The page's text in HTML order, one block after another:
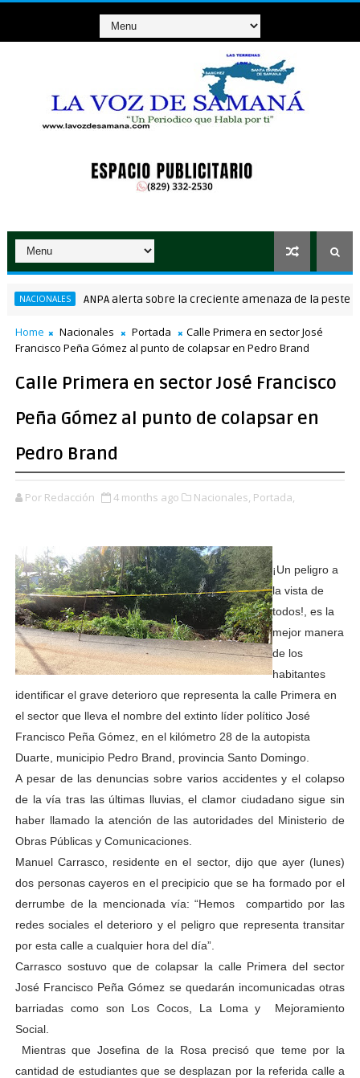
ANPA alerta sobre la creciente amenaza de la peste
Home Nacionales Portada
Calle Primera en sector José
Francisco Peña Gómez al punto de colapsar en Pedro Brand
Calle Primera en sector José Francisco
Peña Gómez al punto de colapsar en
Pedro Brand
Por Redacción 4 months ago Nacionales, Portada,
¡Un peligro a
la vista de
todos!, es la
mejor manera
de los
habitantes
identificar el grave deterioro que representa la calle Primera en
el sector que lleva el nombre del extinto líder político José
Francisco Peña Gómez, en el kilómetro 28 de la autopista
Duarte, municipio Pedro Brand, provincia Santo Domingo.
A pesar de las denuncias sobre varios accidentes y el colapso
de la vía tras las últimas lluvias, el clamor ciudadano sigue sin
haber llamado la atención de las autoridades del Ministerio de
Obras Públicas y Comunicaciones.
Manuel Carrasco, residente en el sector, dijo que ayer (lunes)
dos personas cayeros en el precipicio que se ha formado por el
derrumbe de la mencionada vía: “Hemos compartido por las
redes sociales el deterioro y el peligro que representa transitar
por esta calle a cualquier hora del día”.
Carrasco sostuvo que de colapsar la calle Primera del sector
José Francisco Peña Gómez se quedarán incomunicadas otras
barriadas como son Los Cocos, La Loma y Mejoramiento
Social.
Mientras que Josefina de la Rosa precisó que teme por la
cantidad de estudiantes que se desplazan por la referida calle a